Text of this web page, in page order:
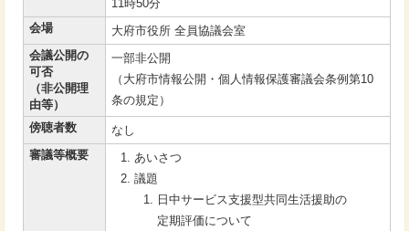
11時50分
会場
大府市役所 全員協議会室
会議公開の
可否
（非公開理
由等）
一部非公開
（大府市情報公開・個人情報保護審議会条例第10
条の規定）
傍聴者数
なし
審議等概要
あいさつ
議題
日中サービス支援型共同生活援助の
定期評価について